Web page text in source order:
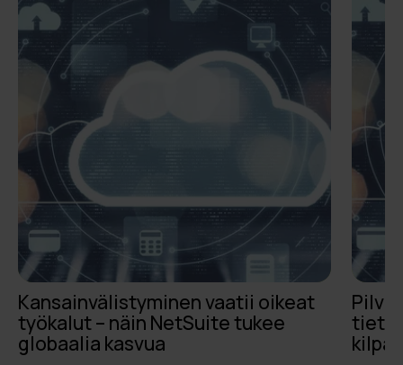
Kansainvälistyminen vaatii oikeat
työkalut – näin NetSuite tukee
globaalia kasvua